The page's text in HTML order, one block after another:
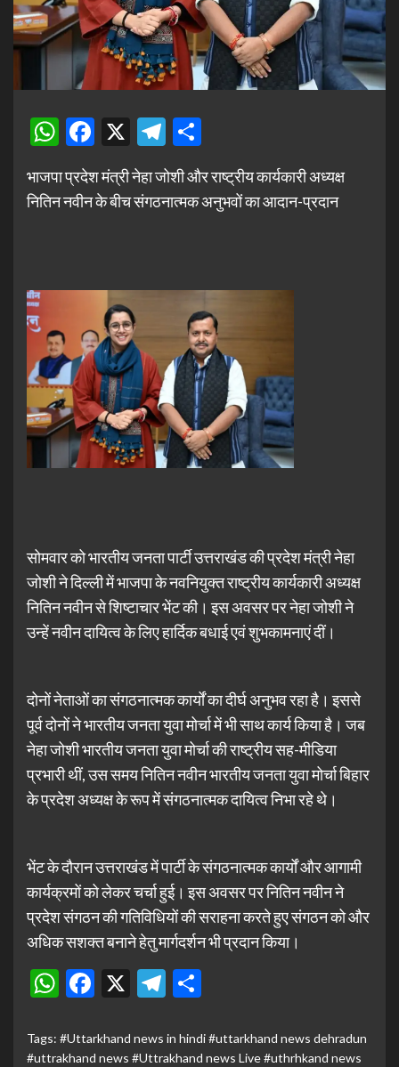
WhatsApp
Facebook
X Telegram
भाजपा प्रदेश मंत्री नेहा जोशी और राष्ट्रीय कार्यकारी अध्यक्ष
नितिन नवीन के बीच संगठनात्मक अनुभवों का आदान-प्रदान
सोमवार को भारतीय जनता पार्टी उत्तराखंड की प्रदेश मंत्री नेहा
जोशी ने दिल्ली में भाजपा के नवनियुक्त राष्ट्रीय कार्यकारी अध्यक्ष
नितिन नवीन से शिष्टाचार भेंट की। इस अवसर पर नेहा जोशी ने
उन्हें नवीन दायित्व के लिए हार्दिक बधाई एवं शुभकामनाएं दीं।
दोनों नेताओं का संगठनात्मक कार्यों का दीर्घ अनुभव रहा है। इससे
पूर्व दोनों ने भारतीय जनता युवा मोर्चा में भी साथ कार्य किया है। जब
नेहा जोशी भारतीय जनता युवा मोर्चा की राष्ट्रीय सह-मीडिया
प्रभारी थीं, उस समय नितिन नवीन भारतीय जनता युवा मोर्चा बिहार
के प्रदेश अध्यक्ष के रूप में संगठनात्मक दायित्व निभा रहे थे।
भेंट के दौरान उत्तराखंड में पार्टी के संगठनात्मक कार्यों और आगामी
कार्यक्रमों को लेकर चर्चा हुई। इस अवसर पर नितिन नवीन ने
प्रदेश संगठन की गतिविधियों की सराहना करते हुए संगठन को और
अधिक सशक्त बनाने हेतु मार्गदर्शन भी प्रदान किया।
WhatsApp
Facebook
X Telegram
Tags: #Uttarkhand news in hindi #uttarkhand news dehradun
#uttrakhand news #Uttrakhand news Live #uthrhkand news